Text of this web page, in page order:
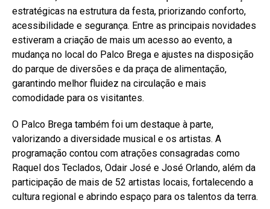
estratégicas na estrutura da festa, priorizando conforto,
acessibilidade e segurança. Entre as principais novidades
estiveram a criação de mais um acesso ao evento, a
mudança no local do Palco Brega e ajustes na disposição
do parque de diversões e da praça de alimentação,
garantindo melhor fluidez na circulação e mais
comodidade para os visitantes.
O Palco Brega também foi um destaque à parte,
valorizando a diversidade musical e os artistas. A
programação contou com atrações consagradas como
Raquel dos Teclados, Odair José e José Orlando, além da
participação de mais de 52 artistas locais, fortalecendo a
cultura regional e abrindo espaço para os talentos da terra.